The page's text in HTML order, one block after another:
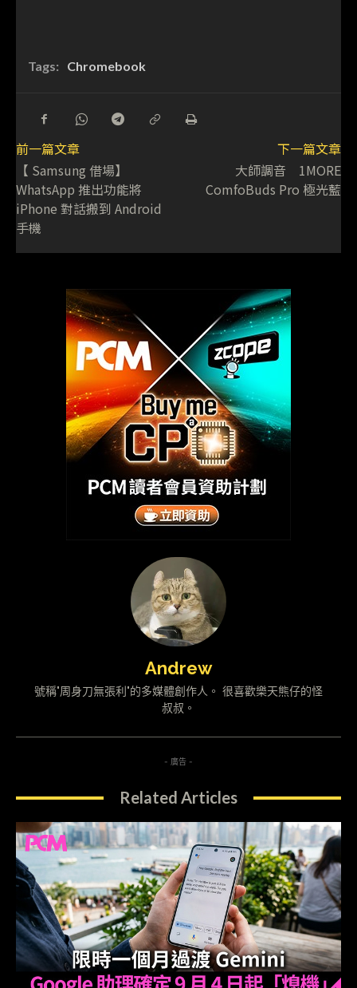
Tags: Chromebook
前一篇文章
【 Samsung 借場】
WhatsApp 推出功能將
iPhone 對話搬到 Android
手機
下一篇文章
大師調音 1MORE
ComfoBuds Pro 極光藍
Andrew
號稱"周身刀無張利"的多媒體創作人。 很喜歡樂天熊仔的怪
叔叔。
- 廣告 -
Related Articles